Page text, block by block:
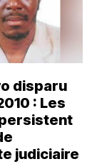
disparu
: Les
judiciaire